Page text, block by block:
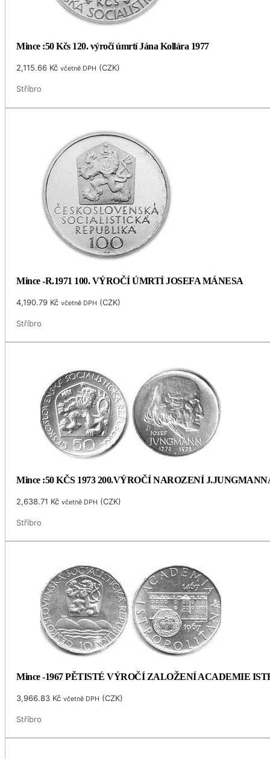
Mince :50 Kčs 120. výročí úmrtí Jána Kollára 1977
2,115.66 Kč včetně DPH (CZK)
Stříbro
Mince -R.1971 100. VÝROČÍ ÚMRTÍ JOSEFA MÁNESA
4,190.79 Kč včetně DPH (CZK)
Stříbro
Mince :50 KČS 1973 200.VÝROČÍ NAROZENÍ
2,638.71 Kč včetně DPH (CZK)
Stříbro
Mince -1967 PĚTISTÉ VÝROČÍ ZALOŽENÍ ACADEMIE
3,966.83 Kč včetně DPH (CZK)
Stříbro